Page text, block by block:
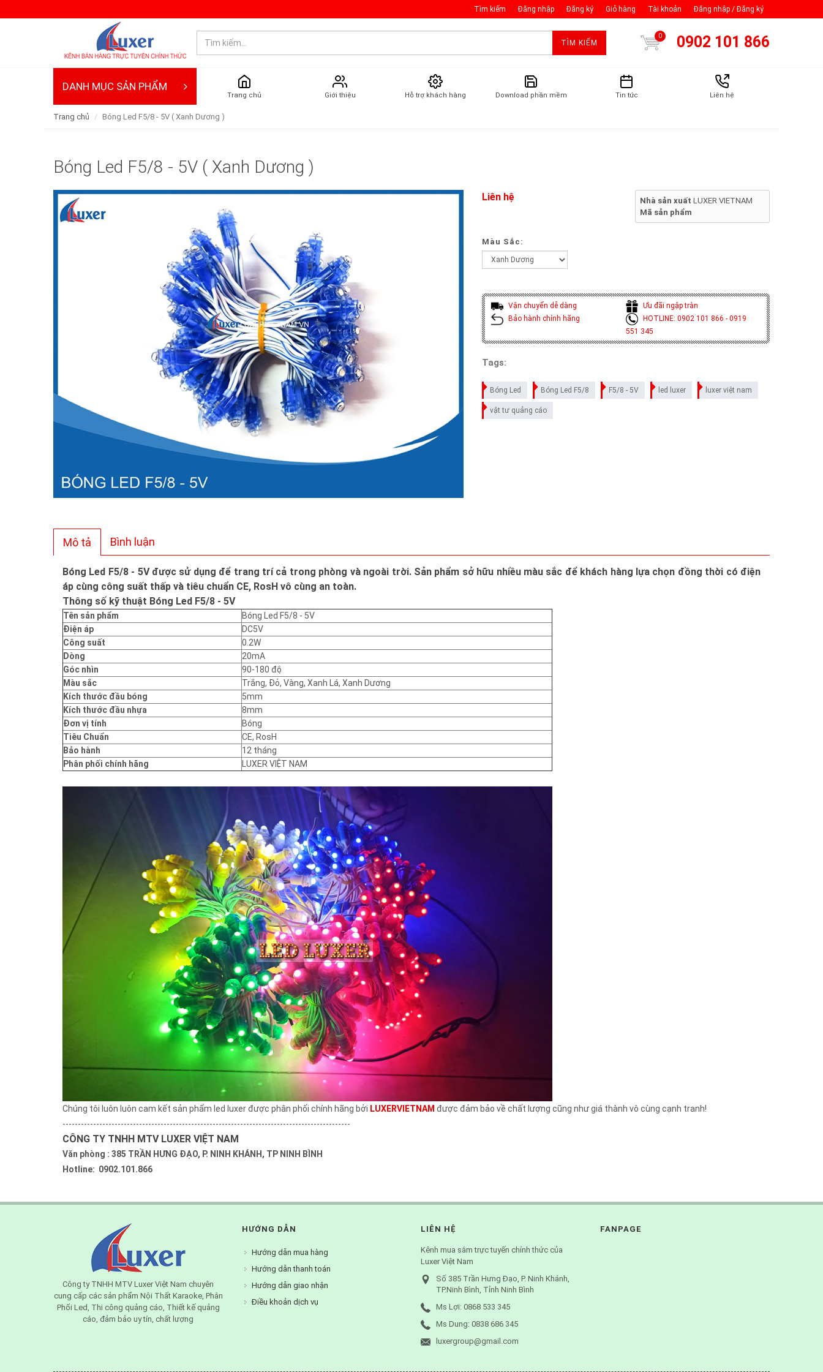
Tìm kiếm Đăng nhập Đăng ký Giỏ hàng Tài khoản Đăng nhập / Đăng ký
TÌM KIẾM
0 0902 101 866
DANH MỤC SẢN PHẨM
Trang chủ Giới thiệu Hỗ trợ khách hàng Download phần mềm Tin tức Liên hệ
Trang chủ Bóng Led F5/8 - 5V ( Xanh Dương )
Bóng Led F5/8 - 5V ( Xanh Dương )
Liên hệ Nhà sản xuất LUXER VIETNAM
Mã sản phẩm
Màu Sắc:
Vận chuyển dễ dàng
Ưu đãi ngập tràn
Bảo hành chính hãng
HOTLINE: 0902 101 866 - 0919
551 345
Tags:
Bóng Led Bóng Led F5/8 F5/8 - 5V led luxer luxer việt nam
vật tư quảng cáo
Mô tả Bình luận
Bóng Led F5/8 - 5V được sử dụng để trang trí cả trong phòng và ngoài trời. Sản phẩm sở hữu nhiều màu sắc để khách hàng lựa chọn đồng thời có điện
áp cùng công suất thấp và tiêu chuẩn CE, RosH vô cùng an toàn.
Thông số kỹ thuật Bóng Led F5/8 - 5V
Tên sản phẩm
Bóng Led F5/8 - 5V
Điện áp
DC5V
Công suất
0.2W
Dòng
20mA
Góc nhìn
90-180 độ
Màu sắc
Trắng, Đỏ, Vàng, Xanh Lá, Xanh Dương
Kích thước đầu bóng
5mm
Kích thước đầu nhựa
8mm
Đơn vị tính
Bóng
Tiêu Chuẩn
CE, RosH
Bảo hành
12 tháng
Phân phối chính hãng
LUXER VIỆT NAM
Chúng tôi luôn luôn cam kết sản phẩm led luxer được phân phối chính hãng bởi LUXERVIETNAM được đảm bảo về chất lượng cũng như giá thành vô cùng cạnh tranh!
----------------------------------------------------------------------------------------------
CÔNG TY TNHH MTV LUXER VIỆT NAM
Văn phòng : 385 TRẦN HƯNG ĐẠO, P. NINH KHÁNH, TP NINH BÌNH
Hotline: 0902.101.866
Công ty TNHH MTV Luxer Việt Nam chuyên
cung cấp các sản phẩm Nội Thất Karaoke, Phân
Phối Led, Thi công quảng cáo, Thiết kế quảng
cáo, đảm bảo uy tín, chất lượng
HƯỚNG DẪN
Hướng dẫn mua hàng
Hướng dẫn thanh toán
Hướng dẫn giao nhận
Điều khoản dịch vụ
LIÊN HỆ
Kênh mua sắm trực tuyến chính thức của
Luxer Việt Nam
Số 385 Trần Hưng Đạo, P. Ninh Khánh,
TP.Ninh Bình, Tỉnh Ninh Bình
Ms Lợi: 0868 533 345
Ms Dung: 0838 686 345
luxergroup@gmail.com
FANPAGE